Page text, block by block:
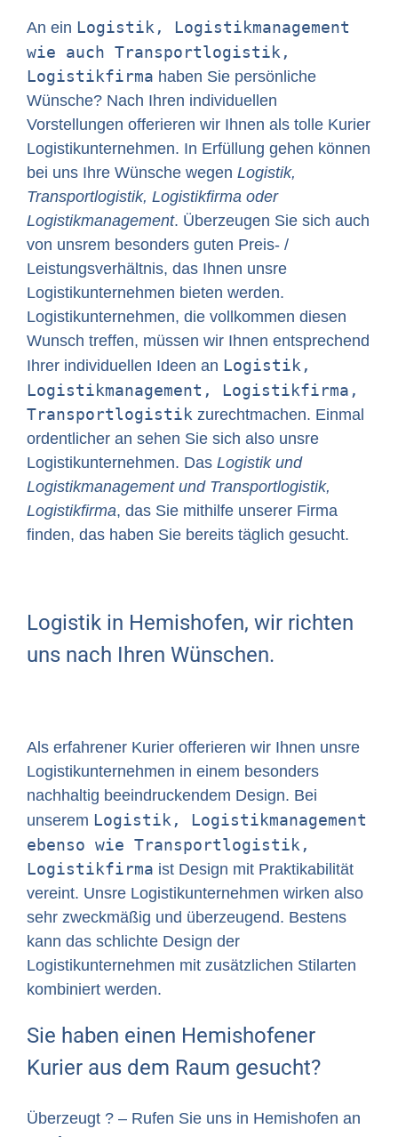
An ein Logistik, Logistikmanagement
wie auch Transportlogistik,
Logistikfirma haben Sie persönliche
Wünsche? Nach Ihren individuellen
Vorstellungen offerieren wir Ihnen als tolle Kurier
Logistikunternehmen. In Erfüllung gehen können
bei uns Ihre Wünsche wegen Logistik,
Transportlogistik, Logistikfirma oder
Logistikmanagement. Überzeugen Sie sich auch
von unsrem besonders guten Preis- /
Leistungsverhältnis, das Ihnen unsre
Logistikunternehmen bieten werden.
Logistikunternehmen, die vollkommen diesen
Wunsch treffen, müssen wir Ihnen entsprechend
Ihrer individuellen Ideen an Logistik,
Logistikmanagement, Logistikfirma,
Transportlogistik zurechtmachen. Einmal
ordentlicher an sehen Sie sich also unsre
Logistikunternehmen. Das Logistik und
Logistikmanagement und Transportlogistik,
Logistikfirma, das Sie mithilfe unserer Firma
finden, das haben Sie bereits täglich gesucht.
Logistik in Hemishofen, wir richten
uns nach Ihren Wünschen.
Als erfahrener Kurier offerieren wir Ihnen unsre
Logistikunternehmen in einem besonders
nachhaltig beeindruckendem Design. Bei
unserem Logistik, Logistikmanagement
ebenso wie Transportlogistik,
Logistikfirma ist Design mit Praktikabilität
vereint. Unsre Logistikunternehmen wirken also
sehr zweckmäßig und überzeugend. Bestens
kann das schlichte Design der
Logistikunternehmen mit zusätzlichen Stilarten
kombiniert werden.
Sie haben einen Hemishofener
Kurier aus dem Raum gesucht?
Überzeugt ? – Rufen Sie uns in Hemishofen an